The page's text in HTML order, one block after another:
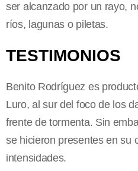
ser alcanzado por un rayo,
ríos, lagunas o piletas.
TESTIMONIOS
Benito Rodríguez es
Luro, al sur del foco de los
frente de tormenta. Sin
se hicieron presentes en su
intensidades.